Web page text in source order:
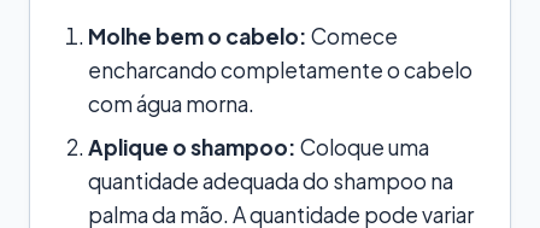
Molhe bem o cabelo: Comece
encharcando completamente o cabelo
com água morna.
Aplique o shampoo: Coloque uma
quantidade adequada do shampoo na
palma da mão. A quantidade pode variar